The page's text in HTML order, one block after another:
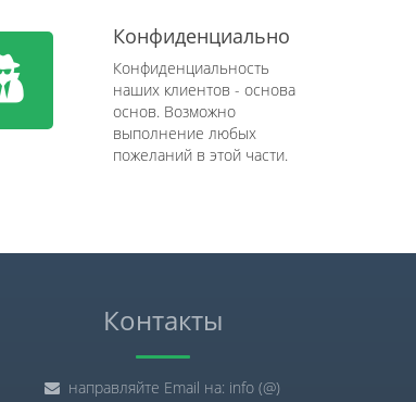
Конфиденциально
Конфиденциальность
наших клиентов - основа
основ. Возможно
выполнение любых
пожеланий в этой части.
Контакты
направляйте Email на: info (@)